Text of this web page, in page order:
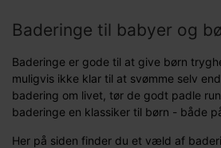
Baderinge til babyer og
Baderinge er gode til at give børn
muligvis ikke klar til at svømme selv
badering om livet, tør de godt padle
baderinge en klassiker til børn - både
Her på siden finder du et væld af